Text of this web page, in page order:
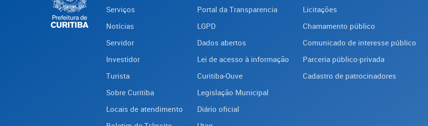
Serviços
Notícias
Servidor
Investidor
Turista
Sobre Curitiba
Locais de atendimento
Portal da Transparencia
LGPD
Dados abertos
Lei de acesso à informação
Curitiba-Ouve
Legislação Municipal
Diário oficial
Licitações
Chamamento público
Comunicado de interesse público
Parceria público-privada
Cadastro de patrocinadores